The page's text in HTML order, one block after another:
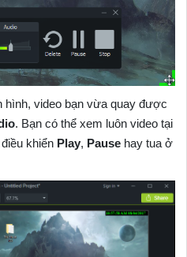
hình, video bạn vừa quay được
. Bạn có thể xem luôn video tại
khiển Play, Pause hay tua ở